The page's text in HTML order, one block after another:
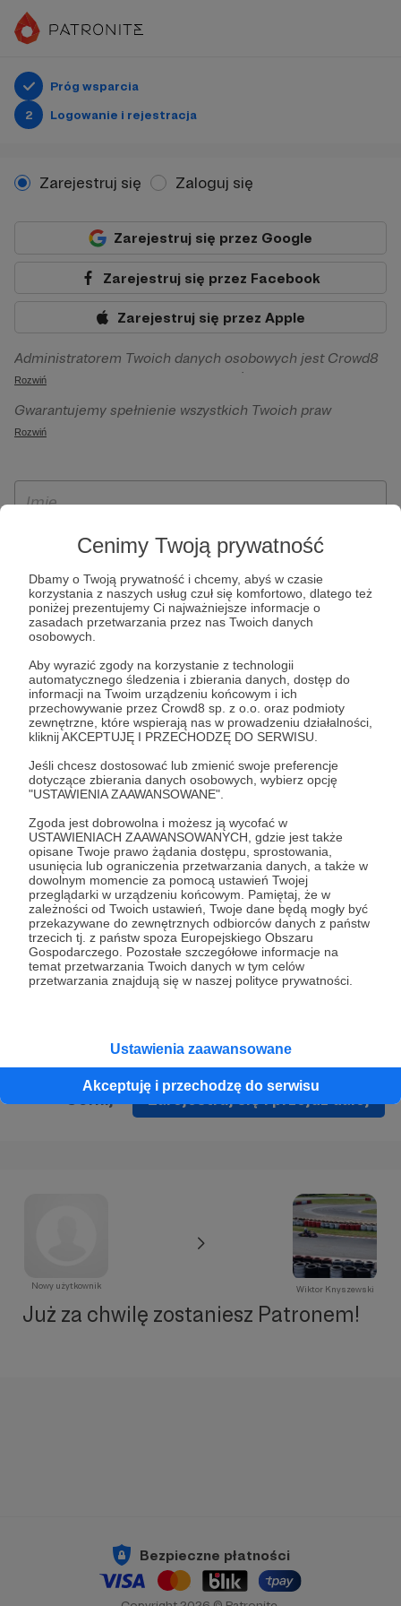
Cenimy Twoją prywatność
Dbamy o Twoją prywatność i chcemy, abyś w czasie
korzystania z naszych usług czuł się komfortowo, dlatego też
poniżej prezentujemy Ci najważniejsze informacje o
zasadach przetwarzania przez nas Twoich danych
osobowych.
Aby wyrazić zgody na korzystanie z technologii
automatycznego śledzenia i zbierania danych, dostęp do
informacji na Twoim urządzeniu końcowym i ich
przechowywanie przez Crowd8 sp. z o.o. oraz podmioty
zewnętrzne, które wspierają nas w prowadzeniu działalności,
kliknij AKCEPTUJĘ I PRZECHODZĘ DO SERWISU.
Jeśli chcesz dostosować lub zmienić swoje preferencje
dotyczące zbierania danych osobowych, wybierz opcję
"USTAWIENIA ZAAWANSOWANE".
Zgoda jest dobrowolna i możesz ją wycofać w
USTAWIENIACH ZAAWANSOWANYCH, gdzie jest także
opisane Twoje prawo żądania dostępu, sprostowania,
usunięcia lub ograniczenia przetwarzania danych, a także w
dowolnym momencie za pomocą ustawień Twojej
przeglądarki w urządzeniu końcowym. Pamiętaj, że w
zależności od Twoich ustawień, Twoje dane będą mogły być
przekazywane do zewnętrznych odbiorców danych z państw
trzecich tj. z państw spoza Europejskiego Obszaru
Gospodarczego. Pozostałe szczegółowe informacje na
temat przetwarzania Twoich danych w tym celów
przetwarzania znajdują się w naszej polityce prywatności.
Ustawienia zaawansowane
Akceptuję i przechodzę do serwisu
Próg wsparcia
2
Logowanie i rejestracja
Zarejestruj się Zaloguj się
Zarejestruj się przez Google
Zarejestruj się przez Facebook
Zarejestruj się przez Apple
Administratorem Twoich danych osobowych jest Crowd8
sp. z o.o. z siedziba w Warszawie, ul. Żwirki i Wigury 16, 02-
092 Warszawa. Twoje dane osobowe będą przetwarzane w
szczególności w celu wykonania umowy zawartej z Tobą, w
Patronite.pl, w tym możliwości dokonywania oraz
otrzymywania wsparcia na naszej platformie oraz
Rozwiń
Gwarantujemy spełnienie wszystkich Twoich praw
wynikających z ogólnego rozporządzenia o ochronie
ich przenoszenia, niepodlegania zautomatyzowanemu
wyrażenia sprzeciwu wobec przetwarzania Twoich danych
osobowych. Rejestracja dla osób niepełnoletnich możliwa
jest po przekazaniu podpisanego formularza "Zgodna na
założenie konta przez osobę niepełnoletnią", formularz
dostępny jest na stronie regulaminu Patronite.pl.
Rozwiń
* Zapoznałem się i akceptujęRegulaminserwisu oraz
* Wyrażam zgodę na przetwarzanie moich danych
osobowych podanych w formularzu rejestracyjnym w celu
prawidłowego świadczenia usług serwisu Patronite.
Wyrażam zgodę na otrzymywanie drogą elektroniczną
informacji handlowych - newslettera. Opcja ta może zostać
zmieniona w ustawieniach konta.
Zarejestruj się i przejdź dalej
Nowy użytkownik Wiktor Knyszewski
Już za chwilę zostaniesz Patronem!
Bezpieczne płatności